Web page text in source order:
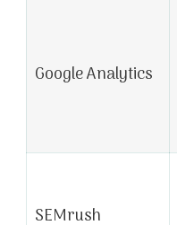
Google Analytics
SEMrush